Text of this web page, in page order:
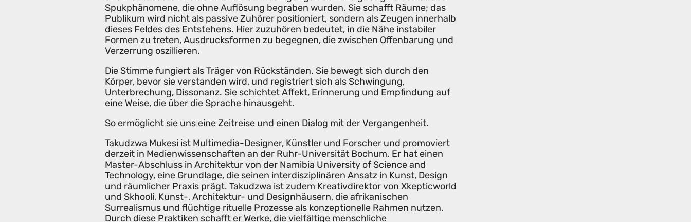
Spukphänomene, die ohne Auflösung begraben wurden. Sie schafft Räume; das
Publikum wird nicht als passive Zuhörer positioniert, sondern als Zeugen innerhalb
dieses Feldes des Entstehens. Hier zuzuhören bedeutet, in die Nähe instabiler
Formen zu treten, Ausdrucksformen zu begegnen, die zwischen Offenbarung und
Verzerrung oszillieren.
Die Stimme fungiert als Träger von Rückständen. Sie bewegt sich durch den
Körper, bevor sie verstanden wird, und registriert sich als Schwingung,
Unterbrechung, Dissonanz. Sie schichtet Affekt, Erinnerung und Empfindung auf
eine Weise, die über die Sprache hinausgeht.
So ermöglicht sie uns eine Zeitreise und einen Dialog mit der Vergangenheit.
Takudzwa Mukesi ist Multimedia-Designer, Künstler und Forscher und promoviert
derzeit in Medienwissenschaften an der Ruhr-Universität Bochum. Er hat einen
Master-Abschluss in Architektur von der Namibia University of Science and
Technology, eine Grundlage, die seinen interdisziplinären Ansatz in Kunst, Design
und räumlicher Praxis prägt. Takudzwa ist zudem Kreativdirektor von Xkepticworld
und Skhooli, Kunst-, Architektur- und Designhäusern, die afrikanischen
Surrealismus und flüchtige rituelle Prozesse als konzeptionelle Rahmen nutzen.
Durch diese Praktiken schafft er Werke, die vielfältige menschliche